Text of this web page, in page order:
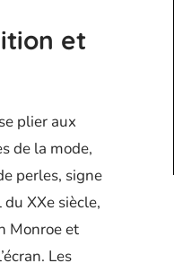
et
plier aux
de la mode,
perles, signe
XXe siècle,
Monroe et
Les